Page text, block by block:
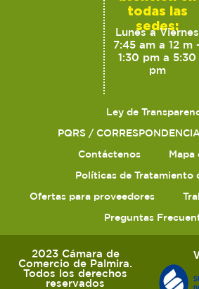
todas las
sedes:
Lunes a Viernes
7:45 am a 12 m
1:30 pm a 5:30
pm
Ley de
PQRS / CORRESPONDENCIA
Contáctenos
Mapa
Políticas de Tratamiento
Ofertas para proveedores
Preguntas
2023 Cámara de
Comercio de Palmira.
Todos los derechos
reservados